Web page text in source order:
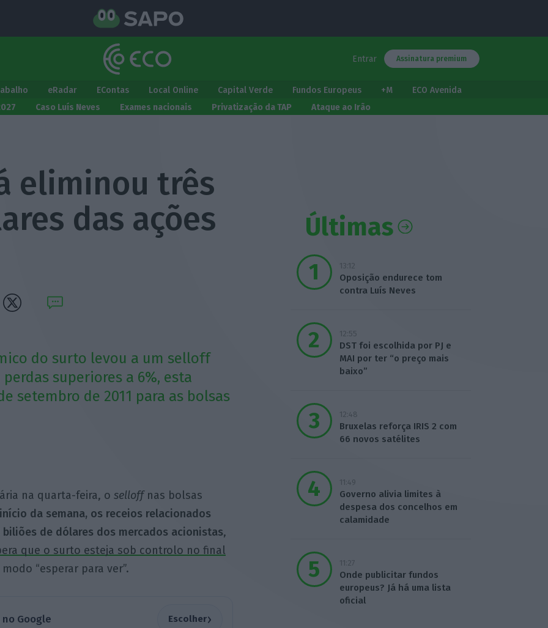
Entrar Assinatura premium
eRadar EContas Local Online Capital Verde Fundos Europeus +M
ECO Avenida
Caso Luís Neves Exames nacionais Privatização da TAP Ataque ao Irão
eliminou três
das ações
do surto levou a um selloff
superiores a 6%, esta
setembro de 2011 para as bolsas
na quarta-feira, o selloffnas bolsas
da semana, os receios relacionados
de dólares dos mercados acionistas,
que o surto esteja sob controlo no final
“esperar para ver”.
Google Escolher›
Últimas
13:12
Oposição endurece tom
contra Luís Neves
12:55
DST foi escolhida por PJ e
MAI por ter “o preço mais
baixo”
12:48
Bruxelas reforça IRIS 2 com
66 novos satélites
11:49
Governo alivia limites à
despesa dos concelhos em
calamidade
11:27
Onde publicitar fundos
europeus? Já há uma lista
oficial